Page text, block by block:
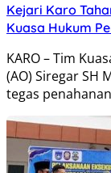
Kejari Karo
Kuasa Hukum
KARO – Tim
(AO) Siregar SH
tegas